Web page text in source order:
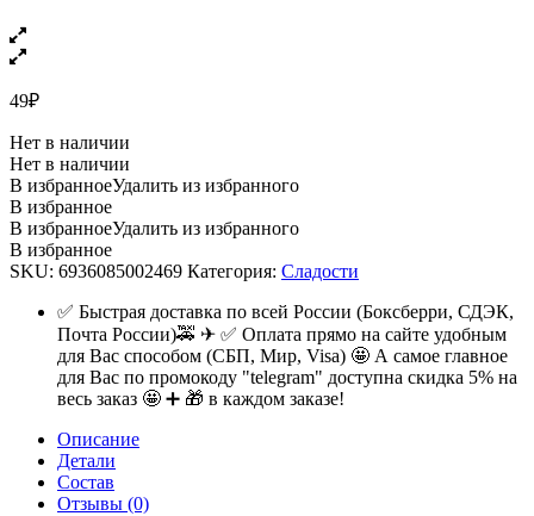
49₽
Нет в наличии
Нет в наличии
В избранноеУдалить из избранного
В избранное
В избранноеУдалить из избранного
В избранное
SKU: 6936085002469 Категория: Сладости
✅ Быстрая доставка по всей России (Боксберри, СДЭК,
Почта России)🚕 ✈ ✅ Оплата прямо на сайте удобным
для Вас способом (СБП, Мир, Visa) 🤩 А самое главное
для Вас по промокоду "telegram" доступна скидка 5% на
весь заказ 🤩 ➕ 🎁 в каждом заказе!
Описание
Детали
Состав
Отзывы (0)